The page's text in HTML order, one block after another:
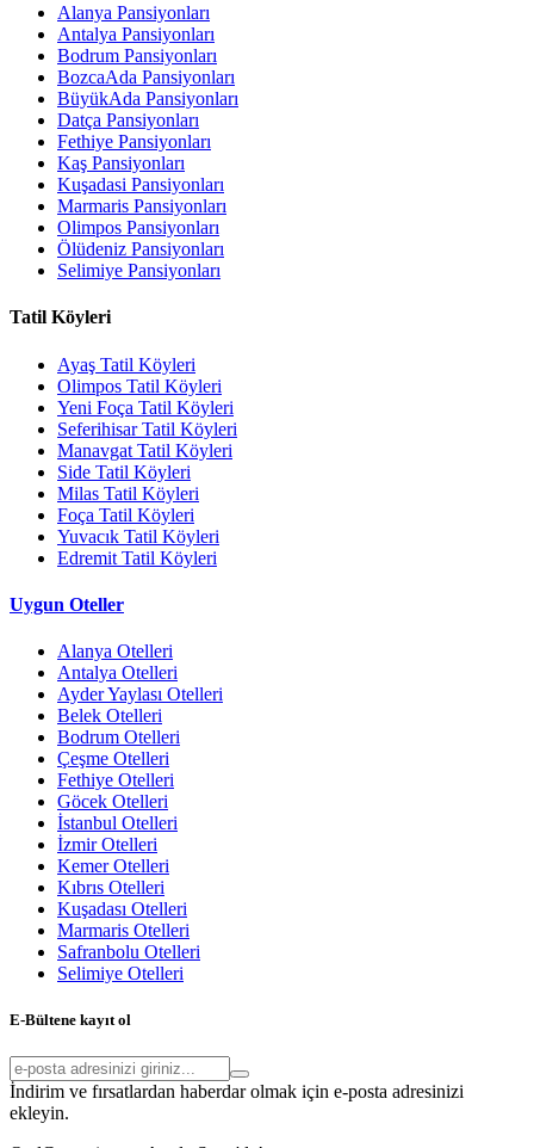
Alanya Pansiyonları
Antalya Pansiyonları
Bodrum Pansiyonları
BozcaAda Pansiyonları
BüyükAda Pansiyonları
Datça Pansiyonları
Fethiye Pansiyonları
Kaş Pansiyonları
Kuşadasi Pansiyonları
Marmaris Pansiyonları
Olimpos Pansiyonları
Ölüdeniz Pansiyonları
Selimiye Pansiyonları
Tatil Köyleri
Ayaş Tatil Köyleri
Olimpos Tatil Köyleri
Yeni Foça Tatil Köyleri
Seferihisar Tatil Köyleri
Manavgat Tatil Köyleri
Side Tatil Köyleri
Milas Tatil Köyleri
Foça Tatil Köyleri
Yuvacık Tatil Köyleri
Edremit Tatil Köyleri
Uygun Oteller
Alanya Otelleri
Antalya Otelleri
Ayder Yaylası Otelleri
Belek Otelleri
Bodrum Otelleri
Çeşme Otelleri
Fethiye Otelleri
Göcek Otelleri
İstanbul Otelleri
İzmir Otelleri
Kemer Otelleri
Kıbrıs Otelleri
Kuşadası Otelleri
Marmaris Otelleri
Safranbolu Otelleri
Selimiye Otelleri
E-Bültene kayıt ol
İndirim ve fırsatlardan haberdar olmak için e-posta adresinizi
ekleyin.